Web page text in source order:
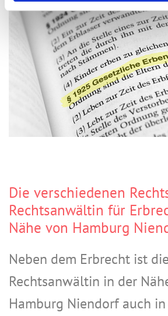
Die verschiedenen
Rechtsanwältin für
Nähe von Hamburg
Neben dem Erbrecht ist die
Rechtsanwältin in der
Hamburg Niendorf auch